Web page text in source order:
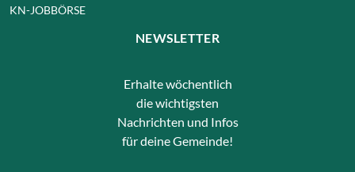
KN-JOBBÖRSE
NEWSLETTER
Erhalte wöchentlich
die wichtigsten
Nachrichten und Infos
für deine Gemeinde!